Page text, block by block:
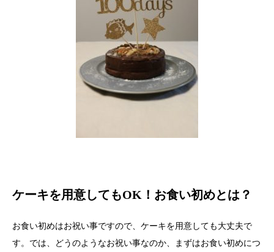
ケーキを用意してもOK！お食い初めとは？
お食い初めはお祝い事ですので、ケーキを用意しても大丈夫で
す。では、どうのようなお祝い事なのか、まずはお食い初めにつ